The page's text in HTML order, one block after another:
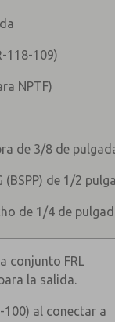
118-109)
NPTF)
de 3/8 de
de 1/2
de 1/4 de
conjunto FRL
la salida.
100) al conectar a